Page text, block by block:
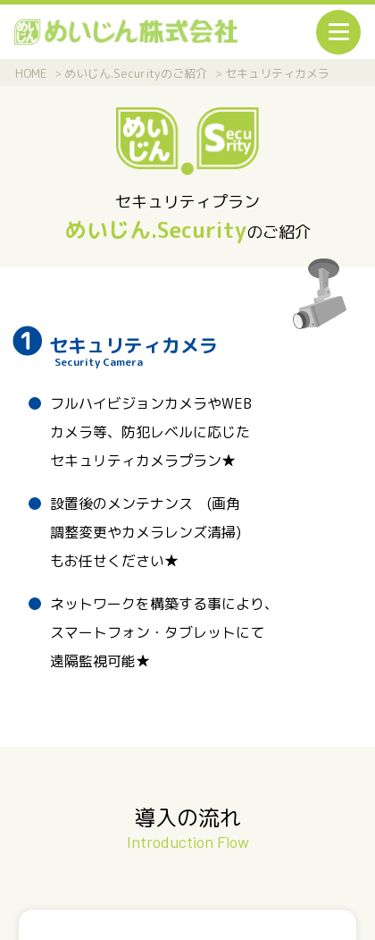
HOME めいじん.Securityのご紹介 セキュリティカメラ
セキュリティプラン
めいじん.Securityのご紹介
❶ セキュリティカメラ
Security Camera
フルハイビジョンカメラやWEB
カメラ等、防犯レベルに応じた
セキュリティカメラプラン★
設置後のメンテナンス (画角
調整変更やカメラレンズ清掃)
もお任せください★
ネットワークを構築する事により、
スマートフォン・タブレットにて
遠隔監視可能★
導入の流れ
Introduction Flow